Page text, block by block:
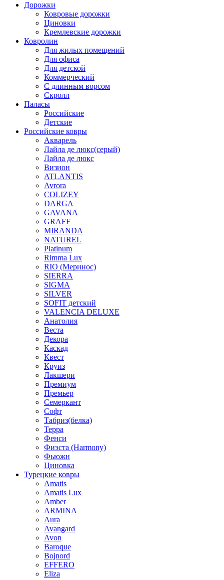
Дорожки
Ковровые дорожки
Циновки
Кремлевские дорожки
Ковролин
Для жилых помещений
Для офиса
Для детской
Коммерческий
С длинным ворсом
Скролл
Паласы
Российские
Детские
Российские ковры
Акварель
Лайла де люкс(серый)
Лайла де люкс
Визион
ATLANTIS
Avrora
COLIZEY
DARGA
GAVANA
GRAFF
MIRANDA
NATUREL
Platinum
Rimma Lux
RIO (Меринос)
SIERRA
SIGMA
SILVER
SOFIT детский
VALENCIA DELUXE
Анатолия
Веста
Декора
Каскад
Квест
Круиз
Лакшери
Премиум
Премьер
Семеркант
Софт
Табриз(белка)
Терра
Фенси
Фиэста (Harmony)
Фьюжн
Циновка
Турецкие ковры
Amatis
Amatis Lux
Amber
ARMINA
Aura
Avangard
Avon
Baroque
Bojnord
EFFERO
Eliza